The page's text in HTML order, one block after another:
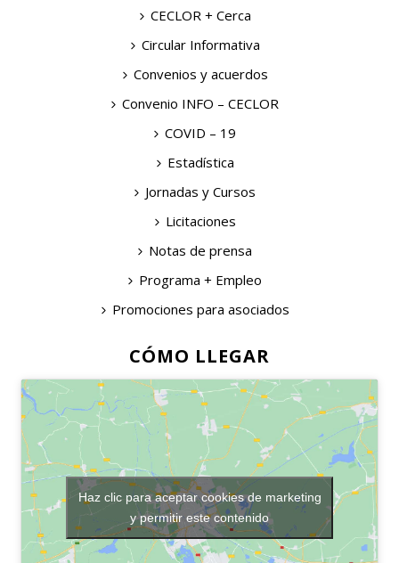
CECLOR + Cerca
Circular Informativa
Convenios y acuerdos
Convenio INFO – CECLOR
COVID – 19
Estadística
Jornadas y Cursos
Licitaciones
Notas de prensa
Programa + Empleo
Promociones para asociados
CÓMO LLEGAR
Haz clic para aceptar cookies de marketing
y permitir este contenido